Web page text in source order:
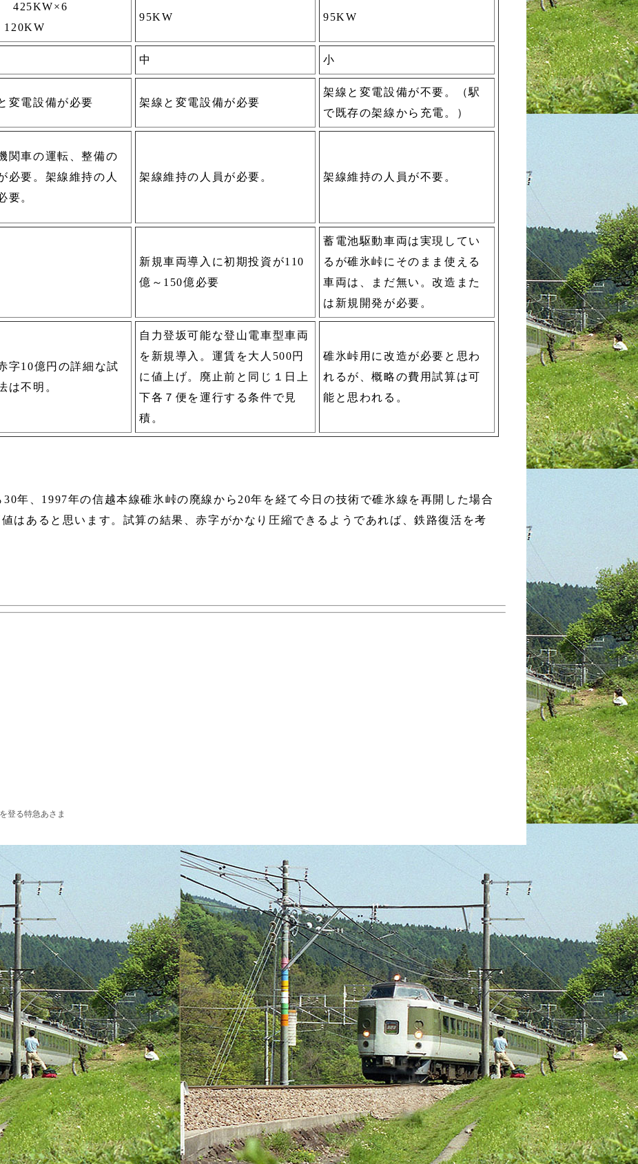
425KW×6
95KW 95KW
中 小
変電設備が必要 架線と変電設備が必要
架線と変電設備が不要。（駅
で既存の架線から充電。）
関車の運転、整備の
必要。架線維持の人
要。
架線維持の人員が必要。 架線維持の人員が不要。
新規車両導入に初期投資が110
億～150億必要
蓄電池駆動車両は実現してい
るが碓氷峠にそのまま使える
車両は、まだ無い。改造また
は新規開発が必要。
字10億円の詳細な試
は不明。
自力登坂可能な登山電車型車両
を新規導入。運賃を大人500円
に値上げ。廃止前と同じ１日上
下各７便を運行する条件で見
積。
碓氷峠用に改造が必要と思わ
れるが、概略の費用試算は可
能と思われる。
年、1997年の信越本線碓氷峠の廃線から20年を経て今日の技術で碓氷線を再開した場合
はあると思います。試算の結果、赤字がかなり圧縮できるようであれば、鉄路復活を考
登る特急あさま